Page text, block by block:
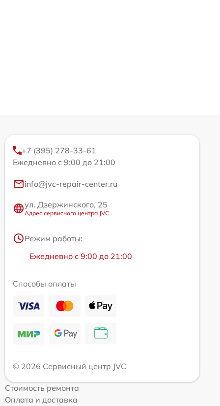
+7 (395) 278-33-61
Ежедневно с 9:00 до 21:00
info@jvc-repair-center.ru
ул. Дзержинского, 25
Адрес сервисного центра JVC
Режим работы:
Ежедневно с 9:00 до 21:00
Способы оплаты
© 2026 Сервисный центр JVC
Стоимость ремонта
Оплата и доставка